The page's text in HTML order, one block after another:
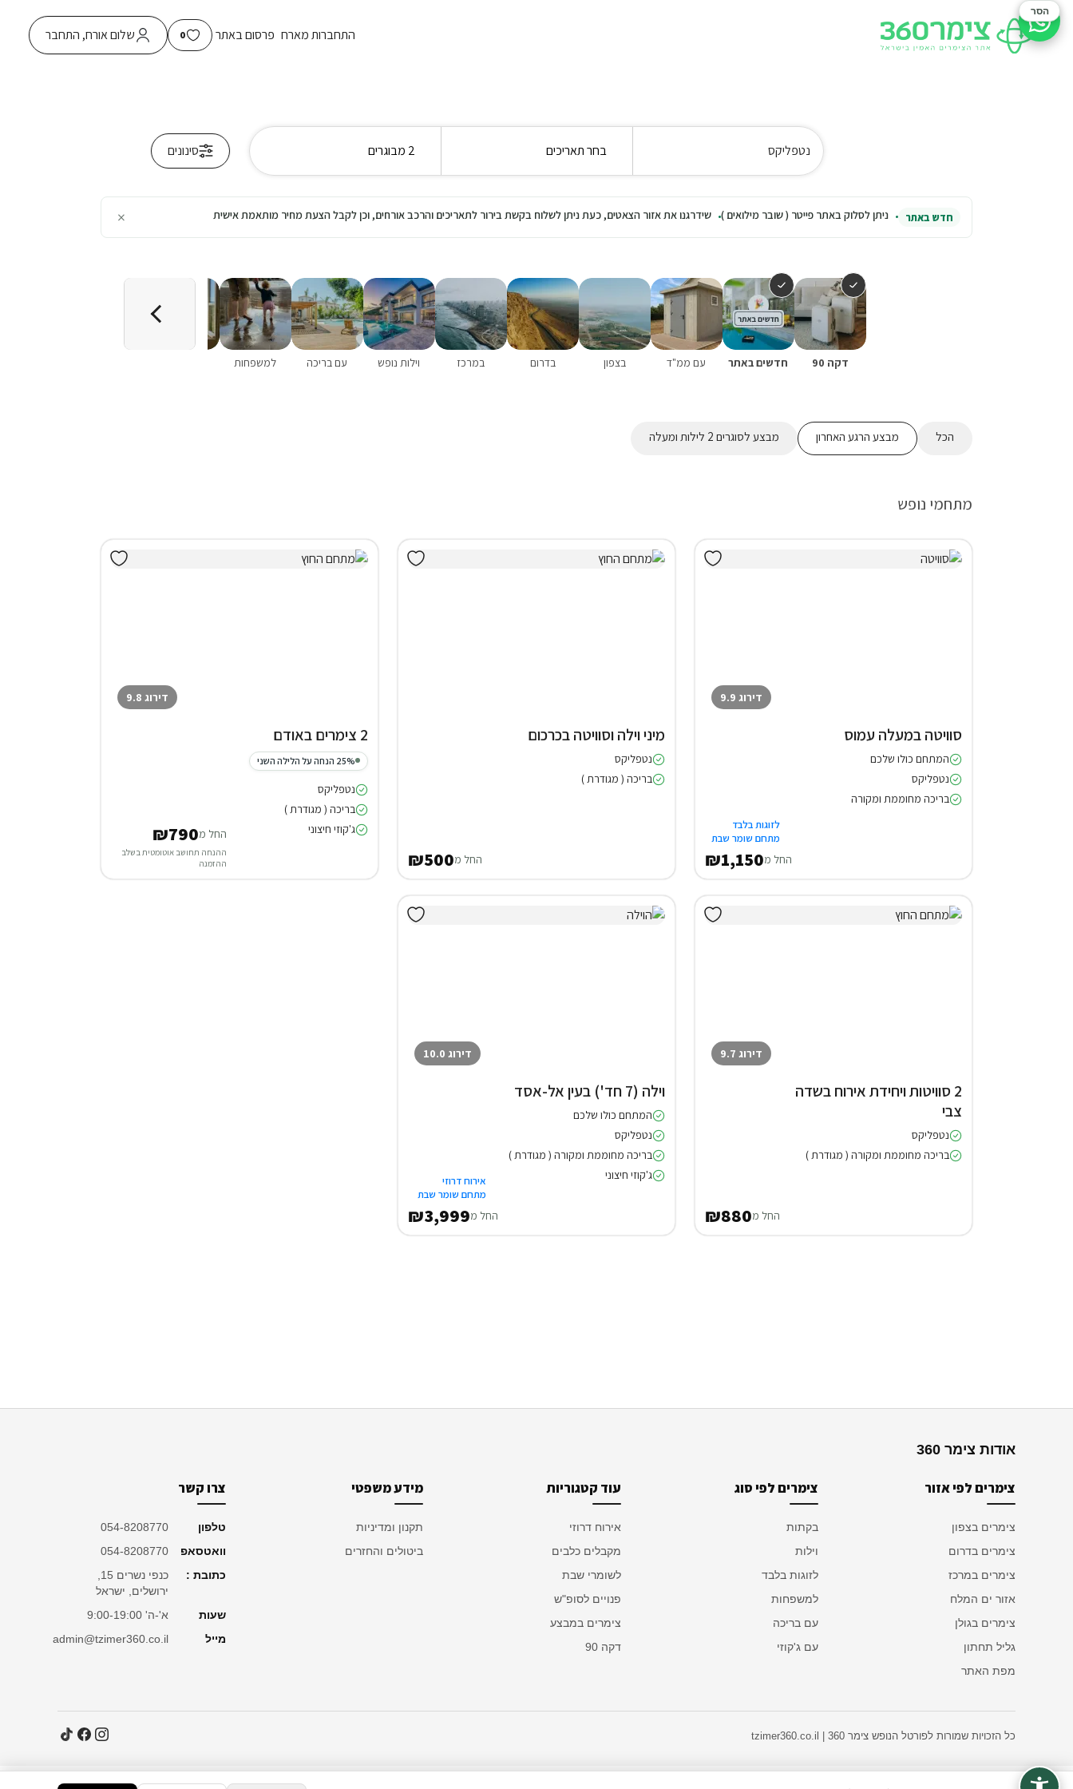
התחברות מארח פרסום באתר 0 שלום אורח, התחבר
נטפליקס בחר תאריכים 2 מבוגרים סינונים
חדש באתר ניתן לסלוק באתר פייטר ( שובר מילואים ) שידרגנו את אזור הצאטים, כעת ניתן לשלוח בקשת בירור לתאריכים והרכב אורחים, וכן לקבל הצעת מחיר מותאמת אישית ×
דקה 90 חדשים באתר עם ממ"ד בצפון בדרום במרכז וילות נופש עם בריכה למשפחות
הכל מבצע הרגע האחרון מבצע לסוגרים 2 לילות ומעלה
מתחמי נופש
דירוג 9.9
סוויטה במעלה עמוס
המתחם כולו שלכם
נטפליקס
בריכה מחוממת ומקורה
לזוגות בלבד
מתחם שומר שבת
החל מ₪1,150
מיני וילה וסוויטה בכרכום
נטפליקס
בריכה ( מגודרת )
החל מ₪500
דירוג 9.8
2 צימרים באודם
25% הנחה על הלילה השני
נטפליקס
בריכה ( מגודרת )
ג'קוזי חיצוני
החל מ₪790
ההנחה תחושב אוטומטית בשלב
ההזמנה
דירוג 9.7
2 סוויטות ויחידת אירוח בשדה
צבי
נטפליקס
בריכה מחוממת ומקורה ( מגודרת )
החל מ₪880
דירוג 10.0
וילה (7 חד') בעין אל-אסד
המתחם כולו שלכם
נטפליקס
בריכה מחוממת ומקורה ( מגודרת )
ג'קוזי חיצוני
אירוח דרוזי
מתחם שומר שבת
החל מ₪3,999
אודות צימר 360
צימרים לפי אזור
צימרים בצפון
צימרים בדרום
צימרים במרכז
אזור ים המלח
צימרים בגולן
גליל תחתון
מפת האתר
צימרים לפי סוג
בקתות
וילות
לזוגות בלבד
למשפחות
עם בריכה
עם ג'קוזי
עוד קטגוריות
אירוח דרוזי
מקבלים כלבים
לשומרי שבת
פנויים לסופ"ש
צימרים במבצע
דקה 90
מידע משפטי
תקנון ומדיניות
ביטולים והחזרים
צרו קשר
טלפון
054-8208770
וואטסאפ
054-8208770
כתובת :
ירושלים, ישראל
שעות
א'-ה' 9:00-19:00
מייל
admin@tzimer360.co.il
כל הזכויות שמורות לפורטל הנופש צימר 360 | tzimer360.co.il
סיוע בהזמנה
הסר